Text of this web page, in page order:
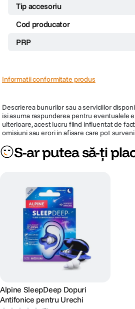
Tip accesoriu
Cod producator
PRP
Informatii conformitate produs
Descrierea bunurilor sau a serviciilor
isi asuma raspunderea pentru eventualele
ulterioare, acest lucru fiind influentat de
omisiuni sau erori in afisare care pot
S-ar putea să-ți
Alpine SleepDeep Dopuri
Antifonice pentru Urechi